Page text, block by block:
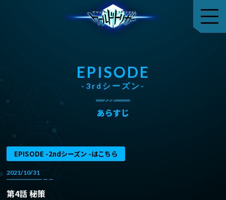
EPISODE
-3rdシーズン-
あらすじ
EPISODE -2ndシーズン -はこちら
2021/10/31
第4話 秘策